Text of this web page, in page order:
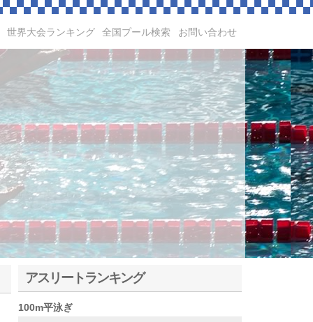
世界大会ランキング 全国プール検索 お問い合わせ
アスリートランキング
100m平泳ぎ